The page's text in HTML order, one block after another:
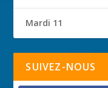
Mardi 11
SUIVEZ-NOUS